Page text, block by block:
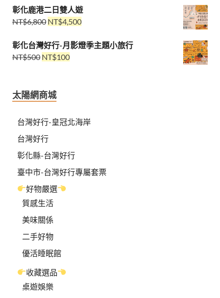
彰化鹿港二日雙人遊
NT$6,800 NT$4,500
彰化台灣好行-月影燈季主題小旅行
NT$500 NT$100
太陽網商城
台灣好行-皇冠北海岸
台灣好行
彰化縣-台灣好行
臺中市-台灣好行專屬套票
好物嚴選
質感生活
美味關係
二手好物
優活睡眠館
收藏選品
桌遊娛樂